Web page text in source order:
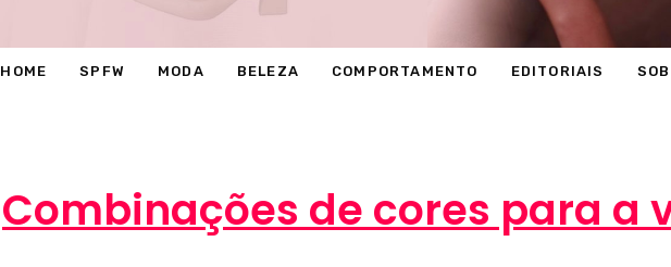
HOME SPFW MODA BELEZA COMPORTAMENTO EDITORIAIS
Combinações de cores para a